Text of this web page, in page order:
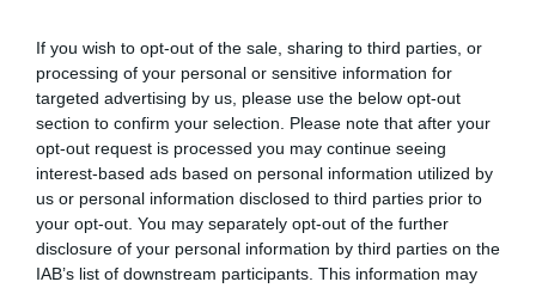
If you wish to opt-out of the sale, sharing to third parties, or
processing of your personal or sensitive information for
targeted advertising by us, please use the below opt-out
section to confirm your selection. Please note that after your
opt-out request is processed you may continue seeing
interest-based ads based on personal information utilized by
us or personal information disclosed to third parties prior to
your opt-out. You may separately opt-out of the further
disclosure of your personal information by third parties on the
IAB’s list of downstream participants. This information may
Eslovaquia no admite el gaymonio...
bendecido en otros miembros de la Unión
Europea
Eulogio López 08/08/26 06:00
ECONOMÍA
Seamos más responsables: no siempre el
banco tiene la culpa
Eulogio López 08/08/26 06:00